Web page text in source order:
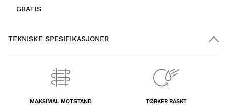
GRATIS
TEKNISKE SPESIFIKASJONER
MAKSIMAL MOTSTAND TØRKER RASKT